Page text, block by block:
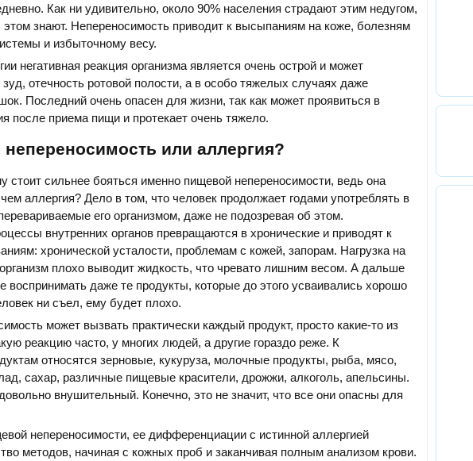
Как ни удивительно, около 90% населения страдают этим недугом,
этом знают. Непереносимость приводит к высыпаниям на коже, болезням
и избыточному весу.
негативная реакция организма является очень острой и может
отечность ротовой полости, а в особо тяжелых случаях даже
Последний очень опасен для жизни, так как может проявиться в
после приема пищи и протекает очень тяжело.
непереносимость или аллергия?
стоит сильнее бояться именно пищевой непереносимости, ведь она
аллергия? Дело в том, что человек продолжает годами употреблять в
его организмом, даже не подозревая об этом.
внутренних органов превращаются в хронические и приводят к
хронической усталости, проблемам с кожей, запорам. Нагрузка на
организм плохо выводит жидкость, что чревато лишним весом. А дальше
воспринимать даже те продукты, которые до этого усваивались хорошо
ни съел, ему будет плохо.
может вызвать практически каждый продукт, просто какие-то из
реакцию часто, у многих людей, а другие гораздо реже. К
относятся зерновые, кукуруза, молочные продукты, рыба, мясо,
сахар, различные пищевые красители, дрожжи, алкоголь, апельсины.
внушительный. Конечно, это не значит, что все они опасны для
непереносимости, ее дифференциации с истинной аллергией
методов, начиная с кожных проб и заканчивая полным анализом крови.